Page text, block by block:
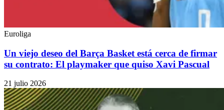
Euroliga
Un viejo deseo del Barça Basket está cerca de firmar
su contrato: El playmaker que quiso Xavi Pascual
21 julio 2026